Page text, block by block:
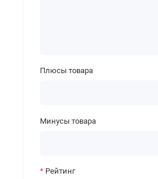
Плюсы товара
Минусы товара
Рейтинг